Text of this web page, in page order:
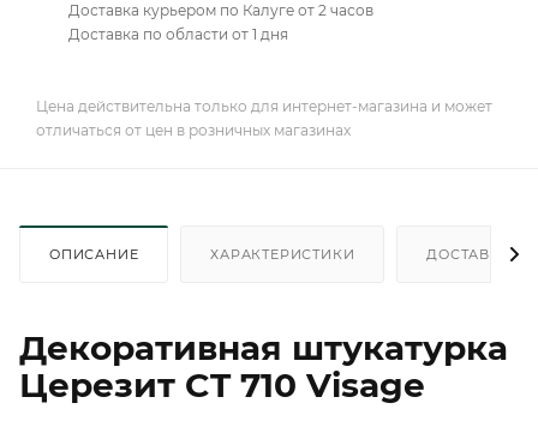
Доставка курьером по Калуге от 2 часов
Доставка по области от 1 дня
Цена действительна только для интернет-магазина и может
отличаться от цен в розничных магазинах
ОПИСАНИЕ ХАРАКТЕРИСТИКИ ДОСТАВКА
Декоративная штукатурка
Церезит CT 710 Visage